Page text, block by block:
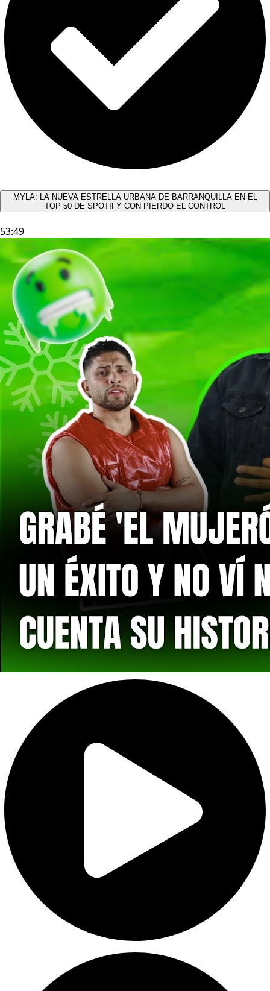
MYLA: LA NUEVA ESTRELLA URBANA DE BARRANQUILLA EN EL
TOP 50 DE SPOTIFY CON PIERDO EL CONTROL
53:49